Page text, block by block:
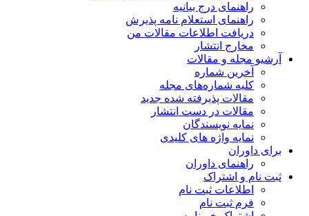
راهنمای درج بیانیه
راهنمای استعلام نامه پذیرش
دریافت اطلاعات مقالات من
مخارج انتشار
آرشیو مجله و مقالات
آخرین شماره
کلیه شماره‌های مجله
مقالات پذیرفته شده جدید
مقالات در دست انتشار
نمایه نویسندگان
نمایه واژه های کلیدی
برای داوران
راهنمای داوران
ثبت نام و اشتراک
اطلاعات ثبت نام
فرم ثبت نام